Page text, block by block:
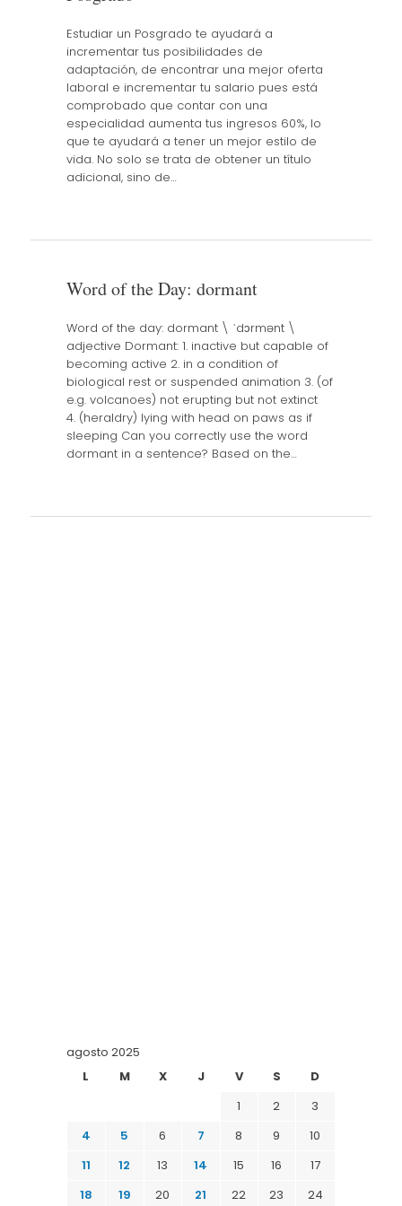
Estudiar un Posgrado te ayudará a
incrementar tus posibilidades de
adaptación, de encontrar una mejor oferta
laboral e incrementar tu salario pues está
comprobado que contar con una
especialidad aumenta tus ingresos 60%, lo
que te ayudará a tener un mejor estilo de
vida. No solo se trata de obtener un título
adicional, sino de…
Word of the Day: dormant
Word of the day: dormant \ ˈdɔrmənt \
adjective Dormant: 1. inactive but capable of
becoming active 2. in a condition of
biological rest or suspended animation 3. (of
e.g. volcanoes) not erupting but not extinct
4. (heraldry) lying with head on paws as if
sleeping Can you correctly use the word
dormant in a sentence? Based on the…
agosto 2025
L
M X J V S
D
1
2
3
4
5 6 7 8 9
10
11
12 13 14 15 16
17
18
19 20 21 22 23 24